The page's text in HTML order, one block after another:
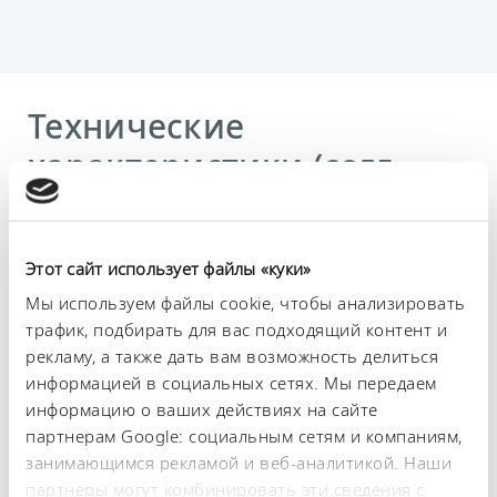
Этот сайт использует файлы «куки»
Мы используем файлы cookie, чтобы анализировать
трафик, подбирать для вас подходящий контент и
рекламу, а также дать вам возможность делиться
информацией в социальных сетях. Мы передаем
информацию о ваших действиях на сайте
партнерам Google: социальным сетям и компаниям,
занимающимся рекламой и веб-аналитикой. Наши
партнеры могут комбинировать эти сведения с
Технические
характеристики (согл.
DIN 12876)
Диапазон рабочих температур
-25 ... 200 °C
Диапазон температуры окружающей среды
5 ... 40 °C
Постоянство температурного режима
0.02 ± K
Теплопроизводительность, макс.